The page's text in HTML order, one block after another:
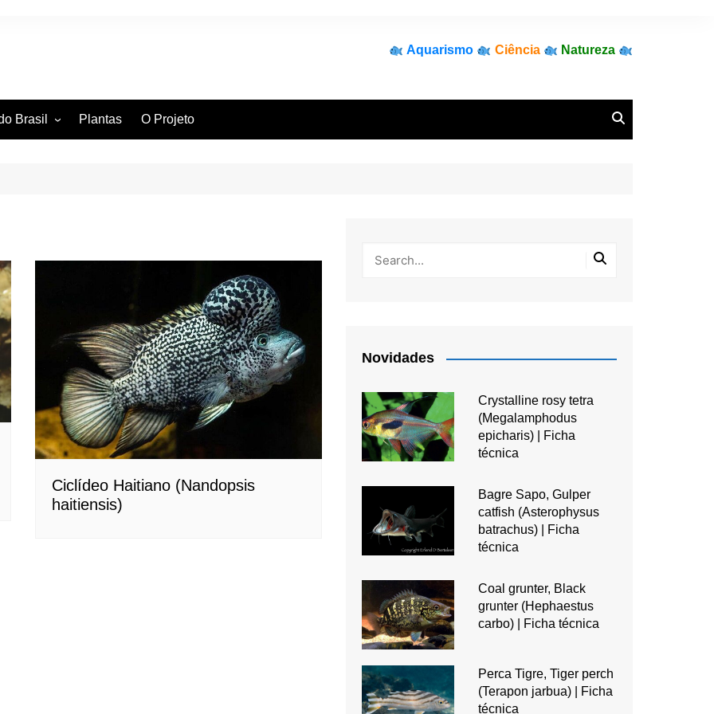
Aquarismo Ciência Natureza
Brasil Plantas O Projeto
Ciclídeo Haitiano (Nandopsis
haitiensis)
Novidades
Crystalline rosy tetra
(Megalamphodus
epicharis) | Ficha
técnica
Bagre Sapo, Gulper
catfish (Asterophysus
batrachus) | Ficha
técnica
Coal grunter, Black
grunter (Hephaestus
carbo) | Ficha técnica
Perca Tigre, Tiger perch
(Terapon jarbua) | Ficha
técnica